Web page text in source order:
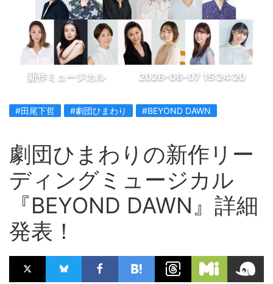
新作ミュージカル 2026-06-07 15:24:20
#田尾下哲 #劇団ひまわり #BEYOND DAWN
劇団ひまわりの新作リー
ディングミュージカル
『BEYOND DAWN』詳細
発表！